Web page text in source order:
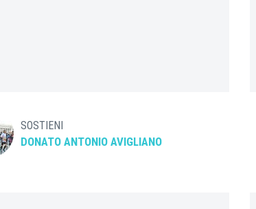
SOSTIENI
DONATO ANTONIO AVIGLIANO